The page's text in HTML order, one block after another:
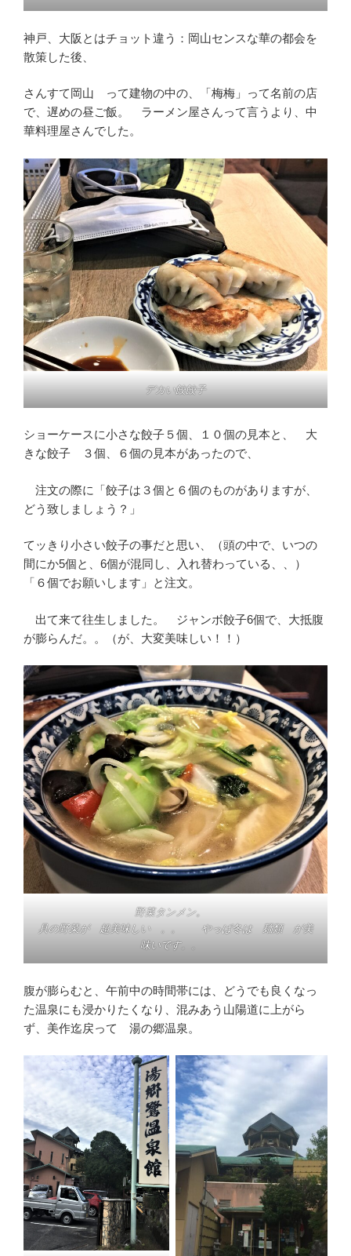
神戸、大阪とはチョット違う：岡山センスな華の都会を
散策した後、
さんすて岡山 って建物の中の、「梅梅」って名前の店
で、遅めの昼ご飯。 ラーメン屋さんって言うより、中
華料理屋さんでした。
デカい餃餃子
ショーケースに小さな餃子５個、１０個の見本と、 大
きな餃子 ３個、６個の見本があったので、
注文の際に「餃子は３個と６個のものがありますが、
どう致しましょう？」
てッきり小さい餃子の事だと思い、（頭の中で、いつの
間にか5個と、6個が混同し、入れ替わっている、、）
「６個でお願いします」と注文。
出て来て往生しました。 ジャンボ餃子6個で、大抵腹
が膨らんだ。。（が、大変美味しい！！）
野菜タンメン。
具の野菜が 超美味しい 。。 やっぱ冬は 麺類 が美
味いです。。
腹が膨らむと、午前中の時間帯には、どうでも良くなっ
た温泉にも浸かりたくなり、混みあう山陽道に上がら
ず、美作迄戻って 湯の郷温泉。